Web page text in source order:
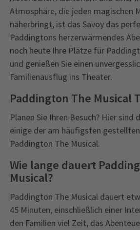
Atmosphäre, die jeden magischen
näherbringt, ist das Savoy das
Paddingtons herzerwärmendes
noch heute Ihre Plätze für
und genießen Sie einen
Familienausflug ins Theater.
Paddington The Musical
Planen Sie Ihren Besuch? Hier
einige der am häufigsten
Paddington The Musical.
Wie lange dauert
Musical?
Paddington The Musical dauert
45 Minuten, einschließlich einer
den Familien viel Zeit, das